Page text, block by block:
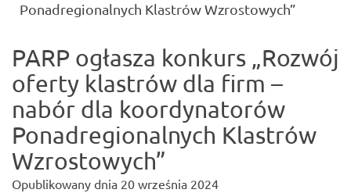
Ponadregionalnych Klastrów Wzrostowych”
PARP ogłasza konkurs „Rozwój
oferty klastrów dla firm –
nabór dla koordynatorów
Ponadregionalnych Klastrów
Wzrostowych”
Opublikowany dnia 20 września 2024